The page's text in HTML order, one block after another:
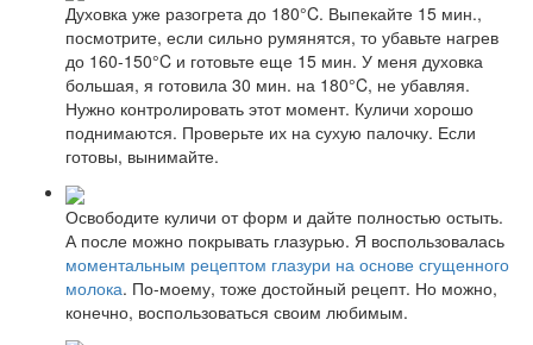
Духовка уже разогрета до 180°C. Выпекайте 15 мин.,
посмотрите, если сильно румянятся, то убавьте нагрев
до 160-150°C и готовьте еще 15 мин. У меня духовка
большая, я готовила 30 мин. на 180°C, не убавляя.
Нужно контролировать этот момент. Куличи хорошо
поднимаются. Проверьте их на сухую палочку. Если
готовы, вынимайте.
Освободите куличи от форм и дайте полностью остыть.
А после можно покрывать глазурью. Я воспользовалась
моментальным рецептом глазури на основе сгущенного
молока. По-моему, тоже достойный рецепт. Но можно,
конечно, воспользоваться своим любимым.